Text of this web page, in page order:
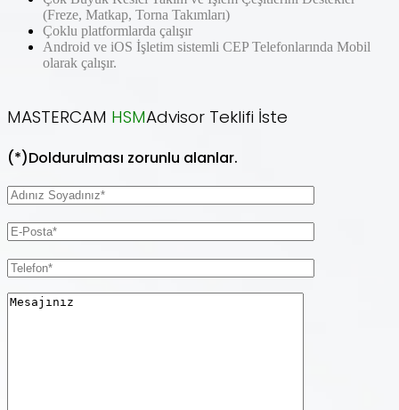
(Freze, Matkap, Torna Takımları)
Çoklu platformlarda çalışır
Android ve iOS İşletim sistemli CEP Telefonlarında Mobil
olarak çalışır.
MASTERCAM HSMAdvisor Teklifi İste
(*)Doldurulması zorunlu alanlar.